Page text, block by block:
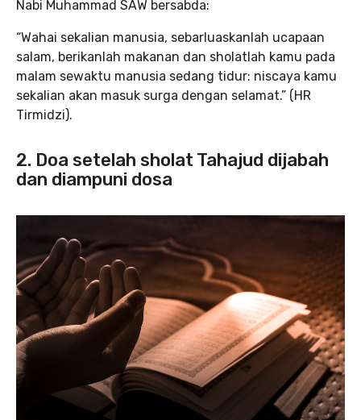
Nabi Muhammad SAW bersabda:
“Wahai sekalian manusia, sebarluaskanlah ucapaan
salam, berikanlah makanan dan sholatlah kamu pada
malam sewaktu manusia sedang tidur: niscaya kamu
sekalian akan masuk surga dengan selamat.” (HR
Tirmidzi).
2. Doa setelah sholat Tahajud dijabah
dan diampuni dosa